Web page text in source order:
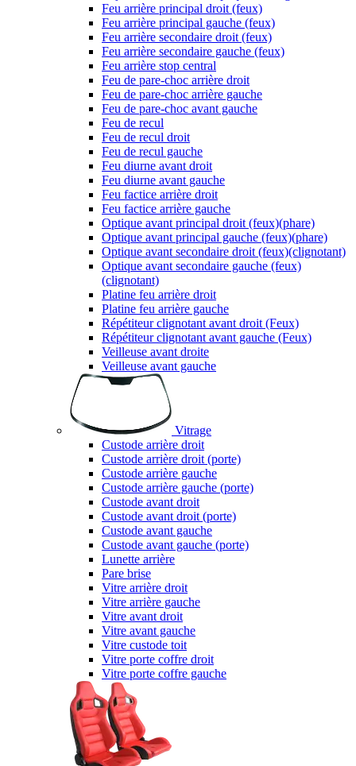
Feu arrière principal droit (feux)
Feu arrière principal gauche (feux)
Feu arrière secondaire droit (feux)
Feu arrière secondaire gauche (feux)
Feu arrière stop central
Feu de pare-choc arrière droit
Feu de pare-choc arrière gauche
Feu de pare-choc avant gauche
Feu de recul
Feu de recul droit
Feu de recul gauche
Feu diurne avant droit
Feu diurne avant gauche
Feu factice arrière droit
Feu factice arrière gauche
Optique avant principal droit (feux)(phare)
Optique avant principal gauche (feux)(phare)
Optique avant secondaire droit (feux)(clignotant)
Optique avant secondaire gauche (feux)
(clignotant)
Platine feu arrière droit
Platine feu arrière gauche
Répétiteur clignotant avant droit (Feux)
Répétiteur clignotant avant gauche (Feux)
Veilleuse avant droite
Veilleuse avant gauche
Vitrage
Custode arrière droit
Custode arrière droit (porte)
Custode arrière gauche
Custode arrière gauche (porte)
Custode avant droit
Custode avant droit (porte)
Custode avant gauche
Custode avant gauche (porte)
Lunette arrière
Pare brise
Vitre arrière droit
Vitre arrière gauche
Vitre avant droit
Vitre avant gauche
Vitre custode toit
Vitre porte coffre droit
Vitre porte coffre gauche